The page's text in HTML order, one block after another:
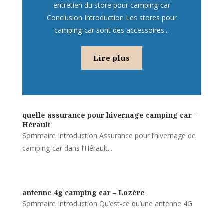
entretien du store pour camping-car
Conclusion Introduction Les stores pour
camping-car sont des accessoires...
Lire plus
quelle assurance pour hivernage camping car –
Hérault
Sommaire Introduction Assurance pour l’hivernage de
camping-car dans l’Hérault...
antenne 4g camping car – Lozère
Sommaire Introduction Qu’est-ce qu’une antenne 4G